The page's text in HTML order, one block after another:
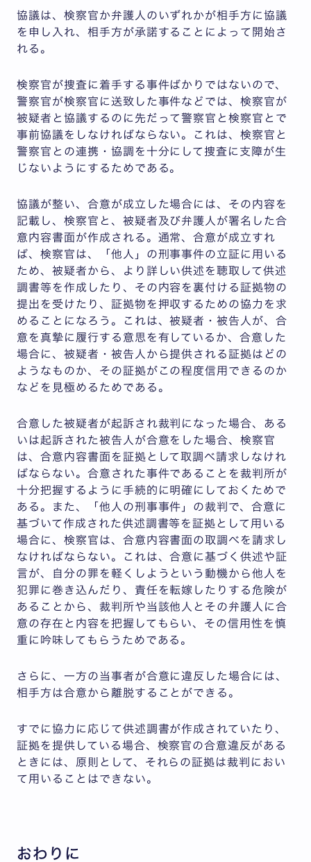
協議は、検察官か弁護人のいずれかが相手方に協議
を申し入れ、相手方が承諾することによって開始さ
れる。
検察官が捜査に着手する事件ばかりではないので、
警察官が検察官に送致した事件などでは、検察官が
被疑者と協議するのに先だって警察官と検察官とで
事前協議をしなければならない。これは、検察官と
警察官との連携・協調を十分にして捜査に支障が生
じないようにするためである。
協議が整い、合意が成立した場合には、その内容を
記載し、検察官と、被疑者及び弁護人が署名した合
意内容書面が作成される。通常、合意が成立すれ
ば、検察官は、「他人」の刑事事件の立証に用いる
ため、被疑者から、より詳しい供述を聴取して供述
調書等を作成したり、その内容を裏付ける証拠物の
提出を受けたり、証拠物を押収するための協力を求
めることになろう。これは、被疑者・被告人が、合
意を真摯に履行する意思を有しているか、合意した
場合に、被疑者・被告人から提供される証拠はどの
ようなものか、その証拠がこの程度信用できるのか
などを見極めるためである。
合意した被疑者が起訴され裁判になった場合、ある
いは起訴された被告人が合意をした場合、検察官
は、合意内容書面を証拠として取調べ請求しなけれ
ばならない。合意された事件であることを裁判所が
十分把握するように手続的に明確にしておくためで
ある。また、「他人の刑事事件」の裁判で、合意に
基づいて作成された供述調書等を証拠として用いる
場合に、検察官は、合意内容書面の取調べを請求し
なければならない。これは、合意に基づく供述や証
言が、自分の罪を軽くしようという動機から他人を
犯罪に巻き込んだり、責任を転嫁したりする危険が
あることから、裁判所や当該他人とその弁護人に合
意の存在と内容を把握してもらい、その信用性を慎
重に吟味してもらうためである。
さらに、一方の当事者が合意に違反した場合には、
相手方は合意から離脱することができる。
すでに協力に応じて供述調書が作成されていたり、
証拠を提供している場合、検察官の合意違反がある
ときには、原則として、それらの証拠は裁判におい
て用いることはできない。
おわりに